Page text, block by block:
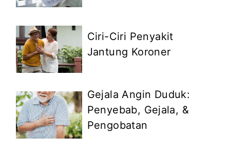
Ciri-Ciri Penyakit
Jantung Koroner
Gejala Angin Duduk:
Penyebab, Gejala, &
Pengobatan